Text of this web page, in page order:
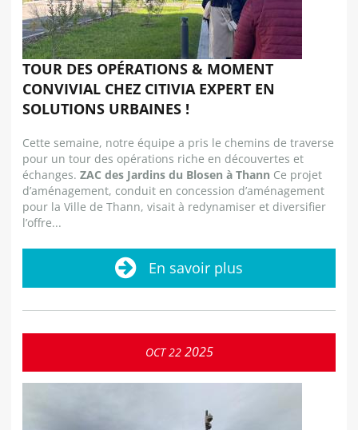
TOUR DES OPÉRATIONS & MOMENT
CONVIVIAL CHEZ CITIVIA EXPERT EN
SOLUTIONS URBAINES !
Cette semaine, notre équipe a pris le chemins de traverse
pour un tour des opérations riche en découvertes et
échanges. ZAC des Jardins du Blosen à Thann Ce projet
d’aménagement, conduit en concession d’aménagement
pour la Ville de Thann, visait à redynamiser et diversifier
l’offre...
En savoir plus
OCT 22 2025